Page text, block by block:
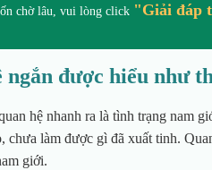
chờ lâu, vui lòng click "Giải đáp
được hiểu như
hệ nhanh ra là tình trạng nam
chưa làm được gì đã xuất tinh.
giới.